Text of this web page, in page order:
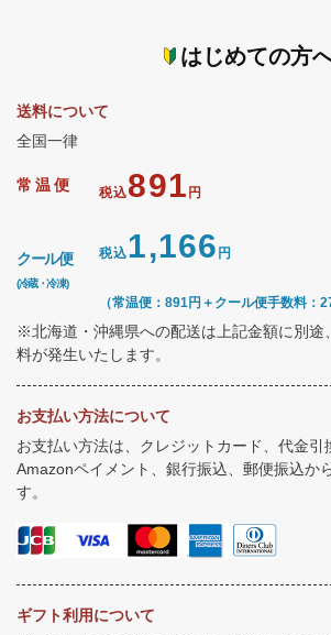
はじめての方
送料について
全国一律
常温便 税込891 円
クール便
(冷蔵・冷凍)
税込1,166 円
（常温便：891円＋クール便手数料：
※北海道・沖縄県への配送は上記金額に別途
料が発生いたします。
お支払い方法について
お支払い方法は、クレジットカード、代金引
Amazonペイメント、銀行振込、郵便振込か
す。
ギフト利用について